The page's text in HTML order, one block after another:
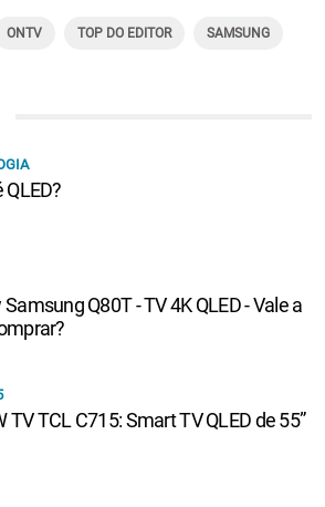
ONTV TOP DO EDITOR SAMSUNG
QLED?
Q80T - TV 4K QLED - Vale a
TV TCL C715: Smart TV QLED de 55”